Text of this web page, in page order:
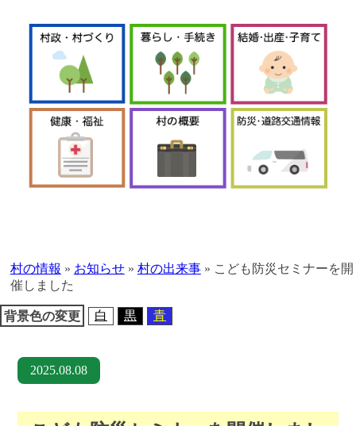
移
動
村の情報 » お知らせ » 村の出来事 » こども防災セミナーを開
催しました
背景色の変更 白 黒 青
2025.08.08